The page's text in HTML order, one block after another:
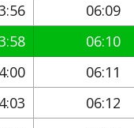
06:09
06:10
06:11
06:12